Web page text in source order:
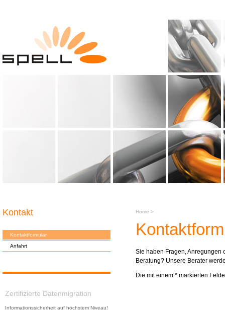
Kontakt
Kontaktformular
Anfahrt
Zertifizierte Datenmigration
Informationssicherheit auf höchstem Niveau!
Home >
Sie haben Fragen, Anregungen
Beratung? Unsere Berater
Die mit einem * markierten